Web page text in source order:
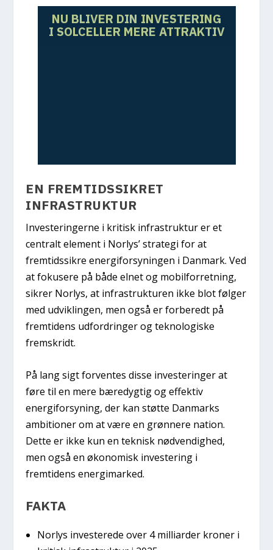
NU BLIVER DIN INVESTERING
I SOLCELLER MERE ATTRAKTIV
EN FREMTIDSSIKRET
INFRASTRUKTUR
Investeringerne i kritisk infrastruktur er et
centralt element i Norlys’ strategi for at
fremtidssikre energiforsyningen i Danmark. Ved
at fokusere på både elnet og mobilforretning,
sikrer Norlys, at infrastrukturen ikke blot følger
med udviklingen, men også er forberedt på
fremtidens udfordringer og teknologiske
fremskridt.
På lang sigt forventes disse investeringer at
føre til en mere bæredygtig og effektiv
energiforsyning, der kan støtte Danmarks
ambitioner om at være en grønnere nation.
Dette er ikke kun en teknisk nødvendighed,
men også en økonomisk investering i
fremtidens energimarked.
FAKTA
Norlys investerede over 4 milliarder kroner i